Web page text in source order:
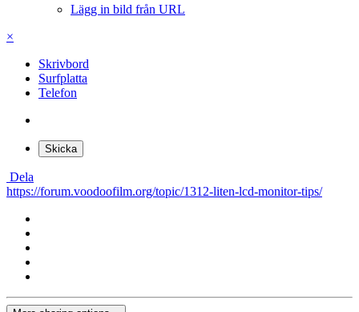
Lägg in bild från URL
×
Skrivbord
Surfplatta
Telefon
Skicka
Dela
https://forum.voodoofilm.org/topic/1312-liten-lcd-monitor-tips/